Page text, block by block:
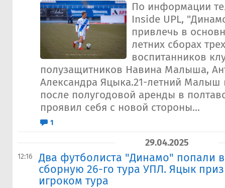
По информации
Inside UPL,
привлечь в
летних сборах
воспитанников
полузащитников Навина Малыша,
Александра Яцыка.21-летний Малыш
после полугодовой аренды в
проявил себя с новой стороны...
1
29.04.2025
12:16
Два футболиста "Динамо" попали
сборную 26-го тура УПЛ. Яцык
игроком тура